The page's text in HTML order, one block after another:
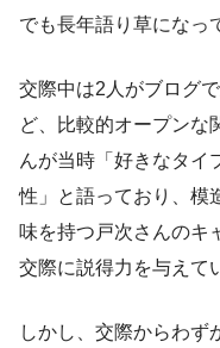
でも長年語り草になっ
交際中は2人がブログ
ど、比較的オープンな
んが当時「好きなタイ
性」と語っており、模
味を持つ戸次さんのキ
交際に説得力を与えて
しかし、交際からわず